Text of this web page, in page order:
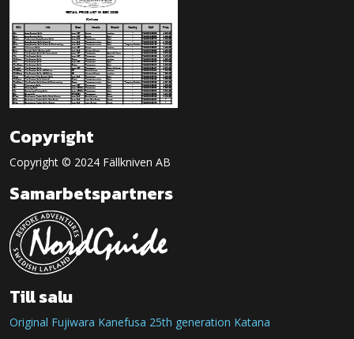
Copyright
Copyright © 2024 Fällkniven AB
Samarbetspartners
Till salu
Original Fujiwara Kanefusa 25th generation Katana